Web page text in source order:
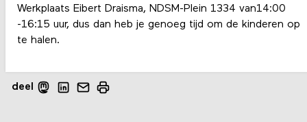
Werkplaats Eibert Draisma, NDSM-Plein 1334 van14:00
-16:15 uur, dus dan heb je genoeg tijd om de kinderen op
te halen.
deel